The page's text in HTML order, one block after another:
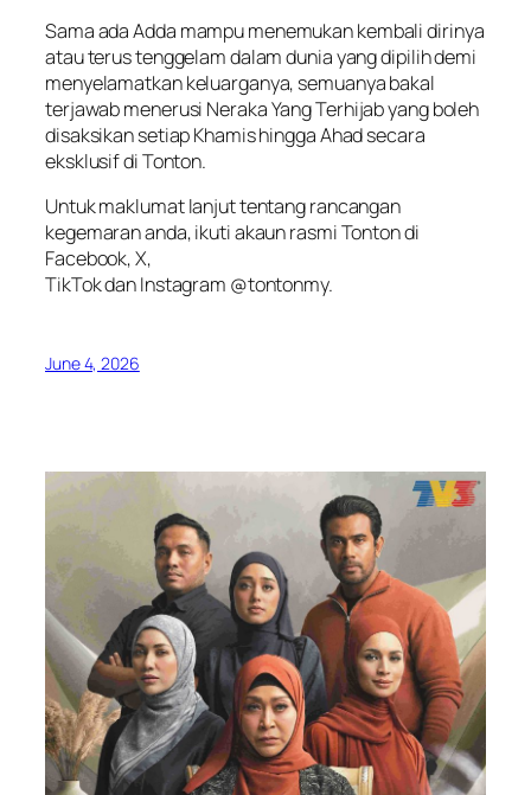
Sama ada Adda mampu menemukan kembali dirinya
atau terus tenggelam dalam dunia yang dipilih demi
menyelamatkan keluarganya, semuanya bakal
terjawab menerusi Neraka Yang Terhijabyang boleh
disaksikan setiap Khamis hingga Ahad secara
eksklusif di Tonton.
Untuk maklumat lanjut tentang rancangan
kegemaran anda, ikuti akaun rasmi Tonton di
Facebook, X,
TikTok dan Instagram @tontonmy.
June 4, 2026